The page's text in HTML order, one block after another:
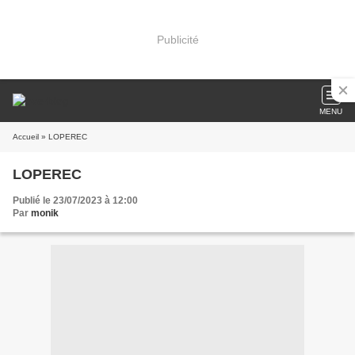
Publicité
MENU
Accueil » LOPEREC
LOPEREC
Publié le 23/07/2023 à 12:00
Par monik